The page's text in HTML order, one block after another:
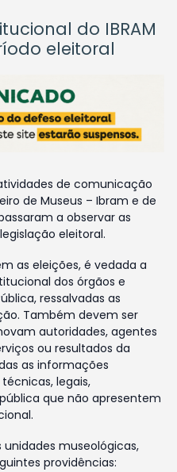
do IBRAM
eleitoral
de comunicação
de Museus – Ibram e de
a observar as
eleitoral.
as eleições, é vedada a
dos órgãos e
ressalvadas as
Também devem ser
autoridades, agentes
ou resultados da
as informações
legais,
que não apresentem
museológicas,
providências: